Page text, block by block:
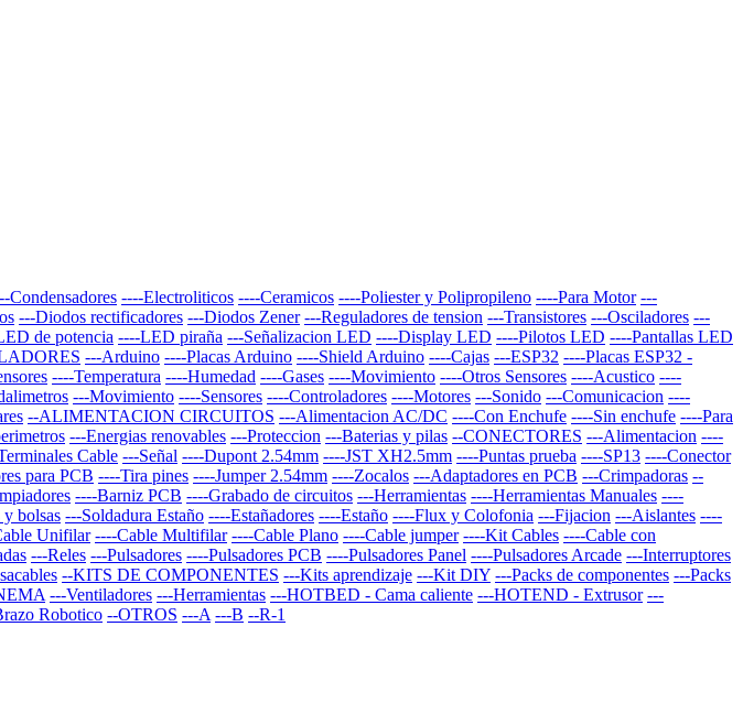
Condensadores ----Electroliticos ----Ceramicos ----Poliester y Polipropileno ----Para Motor ---
---Diodos rectificadores ---Diodos Zener ---Reguladores de tension ---Transistores ---Osciladores ---
de potencia ----LED piraña ---Señalizacion LED ----Display LED ----Pilotos LED ----Pantallas LED
---Arduino ----Placas Arduino ----Shield Arduino ----Cajas ---ESP32 ----Placas ESP32 -
----Temperatura ----Humedad ----Gases ----Movimiento ----Otros Sensores ----Acustico ----
---Movimiento ----Sensores ----Controladores ----Motores ---Sonido ---Comunicacion ----
--ALIMENTACION CIRCUITOS ---Alimentacion AC/DC ----Con Enchufe ----Sin enchufe ----Para
---Energias renovables ---Proteccion ---Baterias y pilas --CONECTORES ---Alimentacion ----
Cable ---Señal ----Dupont 2.54mm ----JST XH2.5mm ----Puntas prueba ----SP13 ----Conector
para PCB ----Tira pines ----Jumper 2.54mm ----Zocalos ---Adaptadores en PCB ---Crimpadoras --
----Barniz PCB ----Grabado de circuitos ---Herramientas ----Herramientas Manuales ----
bolsas ---Soldadura Estaño ----Estañadores ----Estaño ----Flux y Colofonia ---Fijacion ---Aislantes ----
Unifilar ----Cable Multifilar ----Cable Plano ----Cable jumper ----Kit Cables ----Cable con
---Reles ---Pulsadores ----Pulsadores PCB ----Pulsadores Panel ----Pulsadores Arcade ---Interruptores
--KITS DE COMPONENTES ---Kits aprendizaje ---Kit DIY ---Packs de componentes ---Packs
---Ventiladores ---Herramientas ---HOTBED - Cama caliente ---HOTEND - Extrusor ---
Robotico --OTROS ---A ---B --R-1